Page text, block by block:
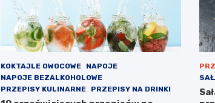
KOKTAJLE OWOCOWE
NAPOJE
NAPOJE BEZALKOHOLOWE
PRZEPISY KULINARNE
PRZEPISY NA DRINKI